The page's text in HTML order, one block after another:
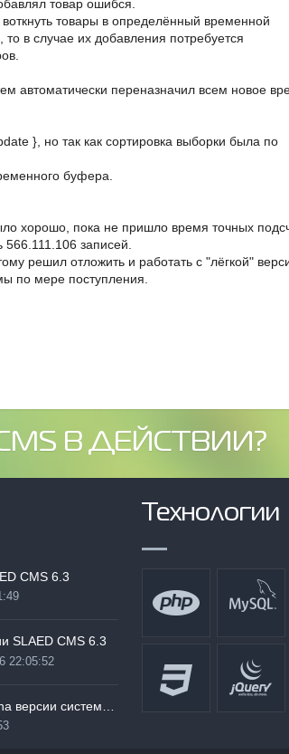
товар ошибся.
товары в определённый временной
в случае их добавления потребуется
автоматически переназначил всем новое
}, но так как сортировка выборки была по
буфера.
хорошо, пока не пришло время точных
записей.
решил отложить и работать с "лёгкой"
по мере поступления.
В ДЕЙСТВИИ?
CMS 6.3
SLAED CMS 6.3
22:05:52
Технологии